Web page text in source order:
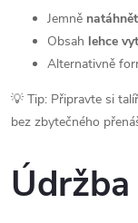
Jemně
Obsah lehce
Alternativně
💡 Tip: Připravte si
bez zbytečného